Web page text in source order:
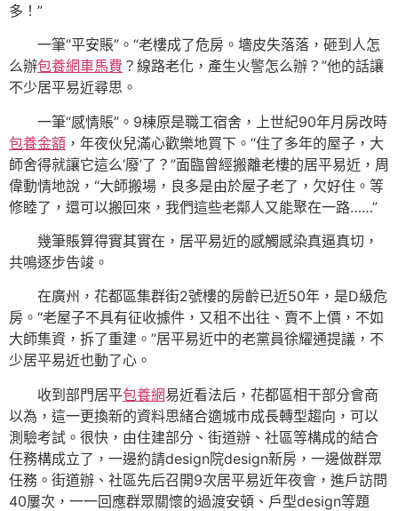
多！”
一筆“平安賬”。“老樓成了危房。墻皮失落落，砸到人怎
么辦包養網車馬費 ？線路老化，產生火警怎么辦？”他的話讓
不少居平易近尋思。
一筆“感情賬”。9棟原是職工宿舍，上世紀90年月房改時
包養金額 ，年夜伙兒滿心歡樂地買下。“住了多年的屋子，大
師舍得就讓它這么‘廢’了？”面臨曾經搬離老樓的居平易近，周
偉動情地說，“大師搬場，良多是由於屋子老了，欠好住。等
修睦了，還可以搬回來，我們這些老鄰人又能聚在一路……”
幾筆賬算得實其實在，居平易近的感觸感染真逼真切，
共鳴逐步告竣。
在廣州，花都區集群街2號樓的房齡已近50年，是D級危
房。“老屋子不具有征收據件，又租不出往、賣不上價，不如
大師集資，拆了重建。”居平易近中的老黨員徐耀通提議，不
少居平易近也動了心。
收到部門居平包養網易近看法后，花都區相干部分會商
以為，這一更換新的資料思緒合適城市成長轉型趨向，可以
測驗考試。很快，由住建部分、街道辦、社區等構成的結合
任務構成立了，一邊約請design院design新房，一邊做群眾
任務。街道辦、社區先后召開9次居平易近年夜會，進戶訪問
40屢次，一一回應群眾關懷的過渡安頓、戶型design等題